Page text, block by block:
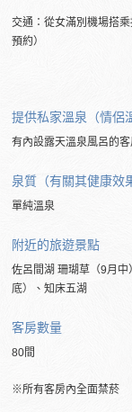
交通：從女滿別機場搭
預約）
提供私家溫泉（情侶
有內設露天溫泉風呂的
泉質（有關其健康效
單純溫泉
附近的旅遊景點
佐呂間湖 珊瑚草（9月
底）、知床五湖
客房數量
80間
※所有客房內全面禁菸